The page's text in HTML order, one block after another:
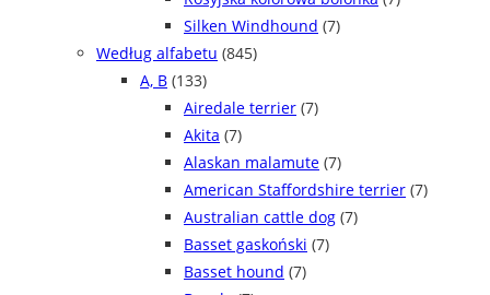
Silken Windhound (7)
Według alfabetu (845)
A, B (133)
Airedale terrier (7)
Akita (7)
Alaskan malamute (7)
American Staffordshire terrier (7)
Australian cattle dog (7)
Basset gaskoński (7)
Basset hound (7)